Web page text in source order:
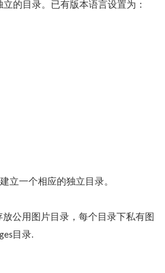
的目录。已有版本语言设置为：
立一个相应的独立目录。
放公用图片目录，每个目录下私有图
目录.